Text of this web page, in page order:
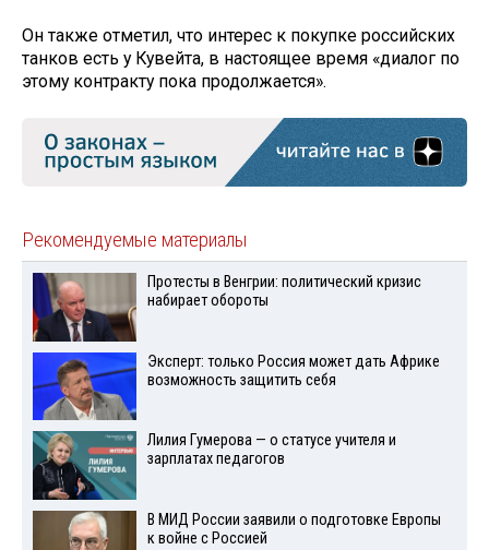
Он также отметил, что интерес к покупке российских
танков есть у Кувейта, в настоящее время «диалог по
этому контракту пока продолжается».
Рекомендуемые материалы
Протесты в Венгрии: политический кризис
набирает обороты
Эксперт: только Россия может дать Африке
возможность защитить себя
Лилия Гумерова — о статусе учителя и
зарплатах педагогов
В МИД России заявили о подготовке Европы
к войне с Россией